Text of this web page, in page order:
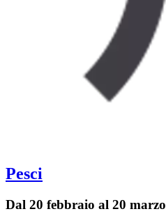
Pesci
Dal 20 febbraio al 20 marzo